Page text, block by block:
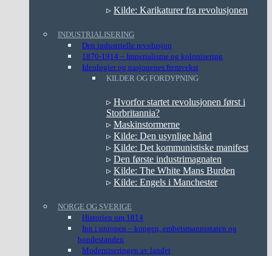
▹ Kilde: Karikaturer fra revolusjonen
INDUSTRIALISERING
Den industrielle revolusjon
1870-1914 – Imperialisme og kolonisering
Ideologier og nasjonenes fremvekst
KILDER OG FORDYPNING
▹ Hvorfor startet revolusjonen først i
Storbritannia?
▹ Maskinstormerne
▹ Kilde: Den usynlige hånd
▹ Kilde: Det kommunistiske manifest
▹ Den første industrimagnaten
▹ Kilde: The White Mans Burden
▹ Kilde: Engels i Manchester
NORGE OG SVERIGE
Historien om 1814
Inn i unionen – kongen, embetsmannsstaten og
bondestanden
Moderniseringen av landet